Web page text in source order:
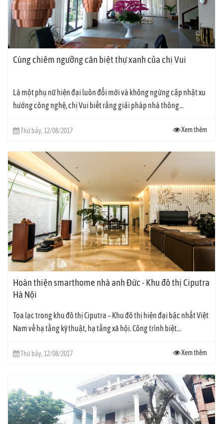
Cùng chiêm ngưỡng căn biệt thự xanh của chị Vui
Là một phụ nữ hiện đại luôn đổi mới và không ngừng cập nhật xu
hướng công nghệ, chị Vui biết rằng giải pháp nhà thông...
Thứ bảy, 12/08/2017 Xem thêm
Hoàn thiện smarthome nhà anh Đức - Khu đô thị Ciputra
Hà Nội
Tọa lạc trong khu đô thị Ciputra – Khu đô thị hiện đại bậc nhất Việt
Nam về hạ tầng kỹ thuật, hạ tầng xã hội. Công trình biệt...
Thứ bảy, 12/08/2017 Xem thêm